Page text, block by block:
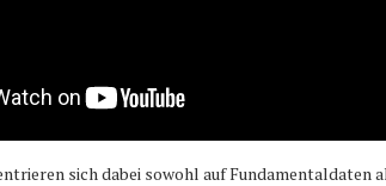
sich dabei sowohl auf Fundamentaldaten